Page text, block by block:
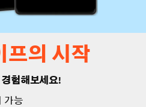
프의 시작
험해보세요!
가능